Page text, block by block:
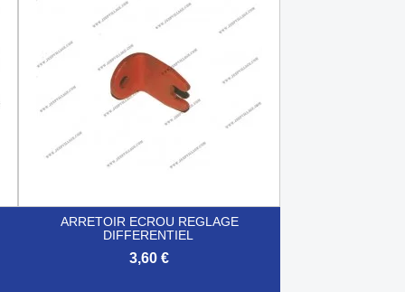
ARRETOIR ECROU REGLAGE
DIFFERENTIEL
3,60 €